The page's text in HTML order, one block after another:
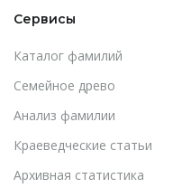
Сервисы
Каталог фамилий
Cемейное древо
Анализ фамилии
Краеведческие статьи
Архивная статистика